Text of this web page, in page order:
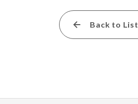
Back to List